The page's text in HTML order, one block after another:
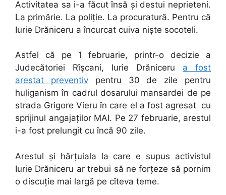
Activitatea sa i-a făcut însă și destui neprieteni.
La primărie. La poliție. La procuratură. Pentru că
Iurie Drăniceru a încurcat cuiva niște socoteli.
Astfel că pe 1 februarie, printr-o decizie a
Judecătoriei Rîşcani, Iurie Drăniceru a fost
arestat preventivpentru 30 de zile pentru
huliganism în cadrul dosarului mansardei de pe
strada Grigore Vieru în care el a fost agresat cu
sprijinul angajaților MAI. Pe 27 februarie, arestul
i-a fost prelungit cu încă 90 zile.
Arestul și hărțuiala la care e supus activistul
Iurie Drăniceru ar trebui să ne forțeze să pornim
o discuție mai largă pe cîteva teme.